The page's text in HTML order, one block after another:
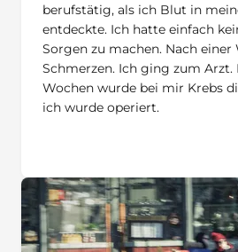
berufstätig, als ich Blut in
entdeckte. Ich hatte einfach
Sorgen zu machen. Nach einer
Schmerzen. Ich ging zum
Wochen wurde bei mir Krebs
ich wurde operiert.